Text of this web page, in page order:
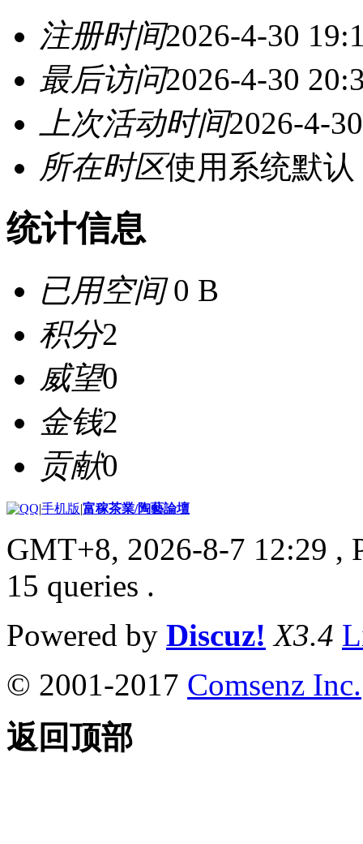
注册时间2026-4-30
最后访问2026-4-30
上次活动时间2026-4-
所在时区使用系统默认
统计信息
已用空间0 B
积分2
威望0
金钱2
贡献0
|手机版|富稼茶業/陶藝論壇
GMT+8, 2026-8-7 12:29 ,
15 queries .
Powered by Discuz! X3.4
© 2001-2017 Comsenz Inc.
返回顶部